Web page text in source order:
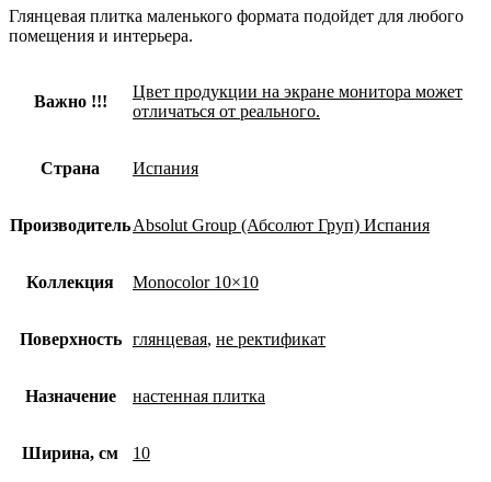
Глянцевая плитка маленького формата подойдет для любого
помещения и интерьера.
Важно !!!
Цвет продукции на экране монитора может
отличаться от реального.
Страна Испания
ПроизводительAbsolut Group (Абсолют Груп) Испания
Коллекция Monocolor 10×10
Поверхность глянцевая, не ректификат
Назначение настенная плитка
Ширина, см 10